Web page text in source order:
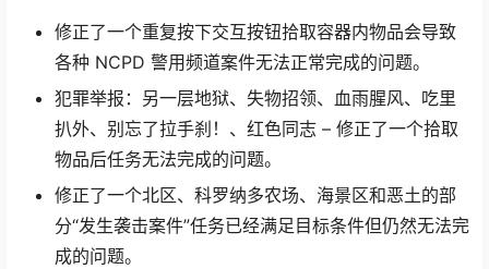
修正了一个重复按下交互按钮拾取容器内物品会导致
各种 NCPD 警用频道案件无法正常完成的问题。
犯罪举报：另一层地狱、失物招领、血雨腥风、吃里
扒外、别忘了拉手刹！、红色同志 – 修正了一个拾取
物品后任务无法完成的问题。
修正了一个北区、科罗纳多农场、海景区和恶土的部
分“发生袭击案件”任务已经满足目标条件但仍然无法完
成的问题。